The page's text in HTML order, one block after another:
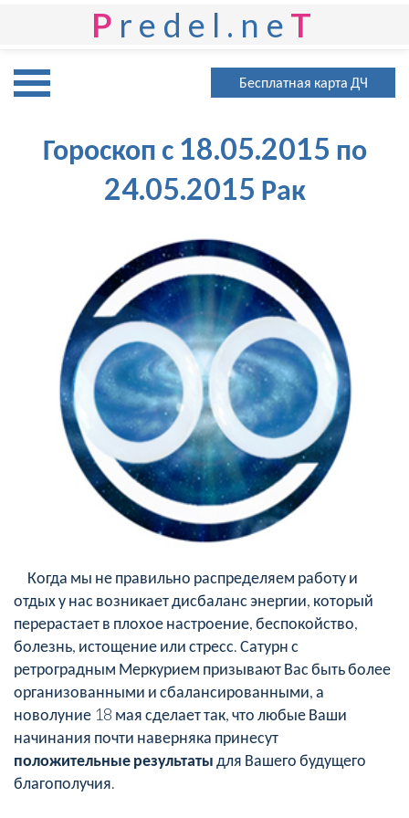
P redel.ne T
Бесплатная карта ДЧ
Гороскоп с 18.05.2015 по
24.05.2015 Рак
Когда мы не правильно распределяем работу и
отдых у нас возникает дисбаланс энергии, который
перерастает в плохое настроение, беспокойство,
болезнь, истощение или стресс. Сатурн с
ретроградным Меркурием призывают Вас быть более
организованными и сбалансированными, а
новолуние 18 мая сделает так, что любые Ваши
начинания почти наверняка принесут
положительные результатыдля Вашего будущего
благополучия.